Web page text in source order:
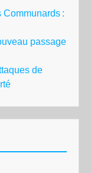
Communards :
passage
de